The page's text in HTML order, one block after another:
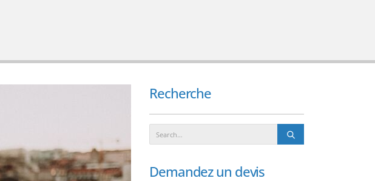
Recherche
Demandez un devis